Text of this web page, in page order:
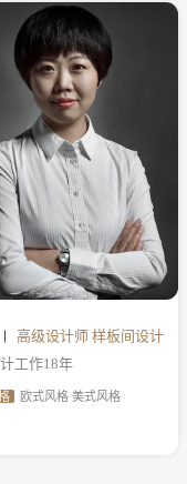
高级设计师 样板间设计
工作18年
欧式风格 美式风格